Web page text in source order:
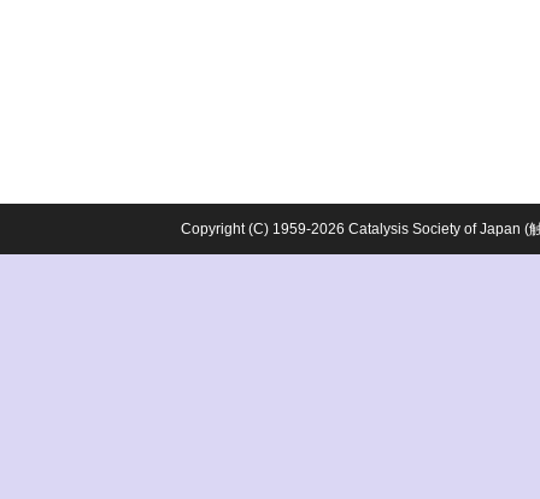
Copyright (C) 1959-2026 Catalysis Society of Japan (